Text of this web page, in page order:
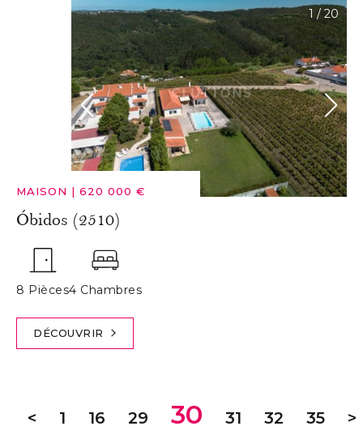
1 / 20
MAISON | 620 000 €
Óbidos (2510)
8 Pièces4 Chambres
DÉCOUVRIR
< 1 16 29 30 31 32 35 >